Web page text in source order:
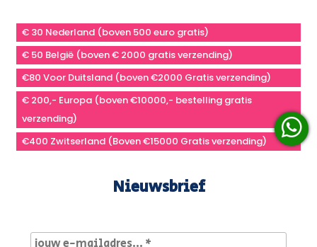
€ 30 Nederland (boven 500 euro gratis)
€ 50 België (boven € 2000 gratis verzending)
€80 Voor Duitsland (boven €2000 Gratis verzending)
€ 200,- Europa (boven €10000,- bestelling gratis
verzending)
€400 Zwitserland (Boven €15000 Gratis verzending)
Nieuwsbrief